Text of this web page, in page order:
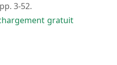
3-52.
gratuit